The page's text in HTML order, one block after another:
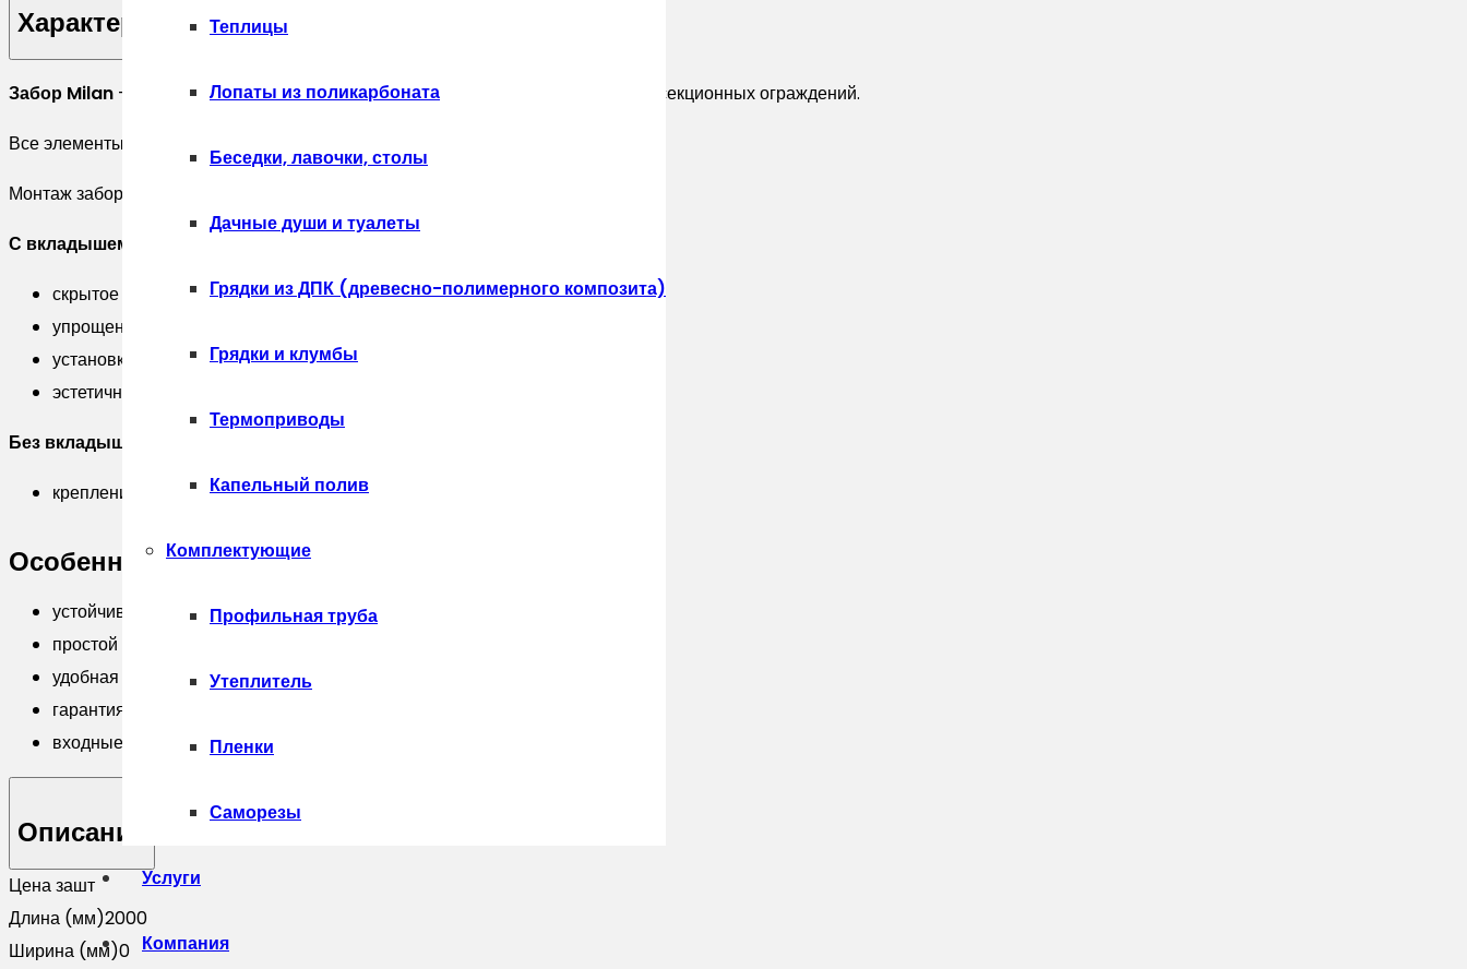
Теплицы
Лопаты из поликарбоната
Беседки, лавочки, столы
Дачные души и туалеты
Грядки из ДПК (древесно-полимерного композита)
Грядки и клумбы
Термоприводы
Капельный полив
Комплектующие
Профильная труба
Утеплитель
Пленки
Саморезы
Услуги
Компания
Milan,Tokyo
Drap-
TX
мокрый
Характеристики
Забор Milan — классическое жалюзийное ограждение, задающее новый тренд секционных ограждений.
Все элементы выполнены из оцинкованной стали с полимерным покрытием.
Монтаж забора может осуществляться с вкладышем или без вкладыша:
С вкладышем:
скрытое крепление ламелей
упрощенный и быстрый монтаж
установка без разметки (в отличие от монтажа с заклепками, саморезами)
эстетичный внешний вид
Без вкладыша:
крепление ламелей саморезами, заклепками
Особенности:
устойчивость к ветровым нагрузкам — пропускают свет и воздух
простой монтаж без сварки
удобная транспортировка
гарантия до 50 лет
входные группы с большой гарантией
Описание
Цена зашт
Длина (мм)2000
Ширина (мм)0